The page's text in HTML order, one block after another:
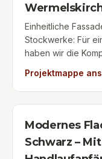
Einheitliche
Stockwerke: Für
haben wir die
Projekt umfasste
modernen
Traversen für insgesamt
Raumtrennung für
genutzten Etagen
Balkontrennwände
Projektmappe
Modernes
Schwarz –